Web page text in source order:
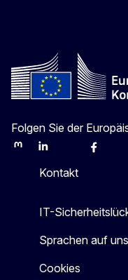
Folgen Sie der
MastodonLinkedInBlueskyFacebook
Kontakt
IT-
Sprachen auf
Cookies